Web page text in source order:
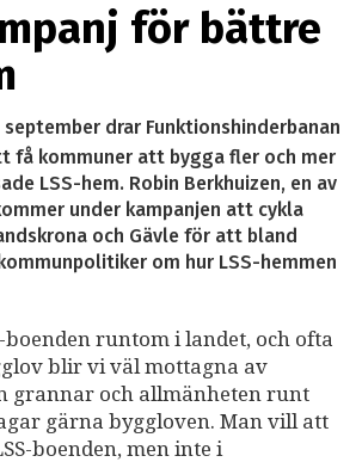
för bättre
september drar Funktionshinderbanan
få kommuner att bygga fler och mer
LSS-hem. Robin Berkhuizen, en av
under kampanjen att cykla
och Gävle för att bland
om hur LSS-hemmen
boenden runtom i landet, och ofta
blir vi väl mottagna av
grannar och allmänheten runt
gärna byggloven. Man vill att
boenden, men inte i